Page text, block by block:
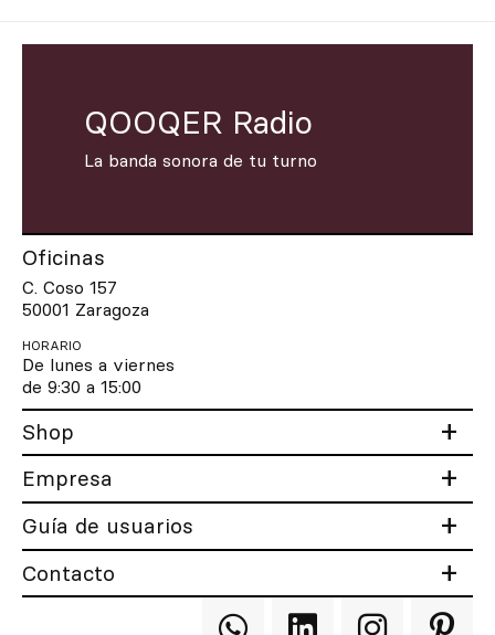
QOOQER Radio
La banda sonora de tu turno
Oficinas
C. Coso 157
50001 Zaragoza
HORARIO
De lunes a viernes
de 9:30 a 15:00
Shop
Empresa
Guía de usuarios
Contacto